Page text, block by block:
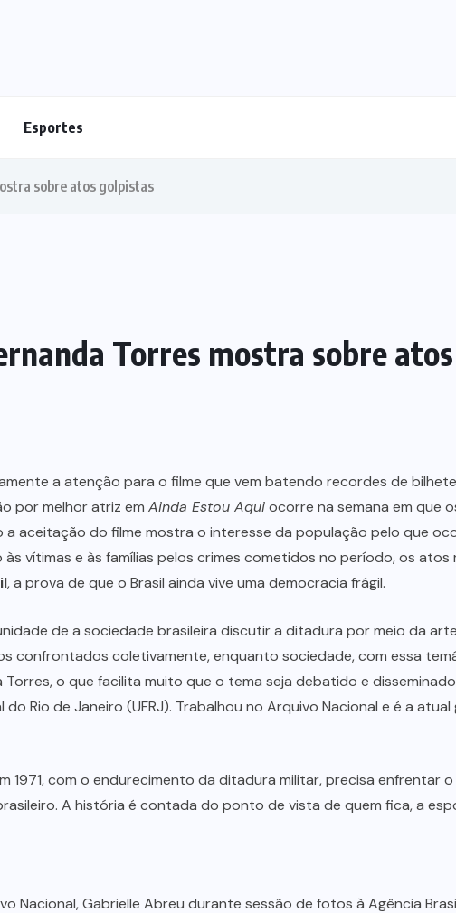
Esportes
sobre atos golpistas
Torres mostra sobre
a atenção para o filme que vem batendo recordes de
por melhor atriz em Ainda Estou Aquiocorre na semana em que
aceitação do filme mostra o interesse da população pelo que
vítimas e às famílias pelos crimes cometidos no período, os atos
, a prova de que o Brasil ainda vive uma democracia frágil.
de a sociedade brasileira discutir a ditadura por meio da
confrontados coletivamente, enquanto sociedade, com essa
o que facilita muito que o tema seja debatido e
Rio de Janeiro (UFRJ). Trabalhou no Arquivo Nacional e é a
1971, com o endurecimento da ditadura militar, precisa enfrentar
A história é contada do ponto de vista de quem fica, a